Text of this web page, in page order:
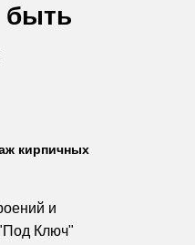
кирпичных
и
Ключ"